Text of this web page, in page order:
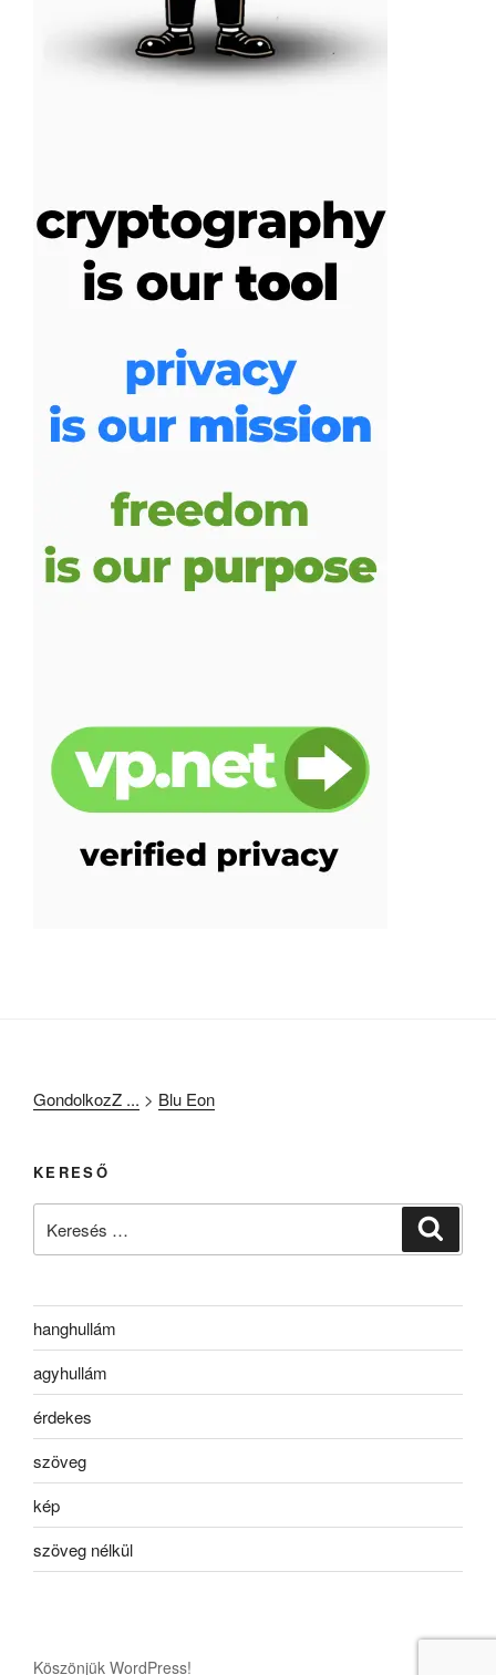
GondolkozZ ... > Blu Eon
KERESŐ
hanghullám
agyhullám
érdekes
szöveg
kép
szöveg nélkül
Köszönjük WordPress!